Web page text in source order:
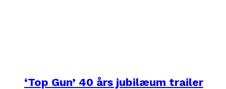
‘Top Gun’ 40 års jubilæum trailer